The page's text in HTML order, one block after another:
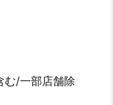
む/一部店舗除